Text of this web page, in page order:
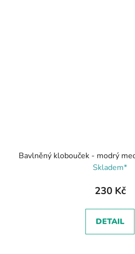
Bavlněný klobouček - modrý
Skladem*
230 Kč
DETAIL